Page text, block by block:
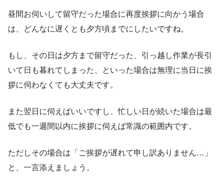
昼間お伺いして留守だった場合に再度挨拶に向かう場合
は、どんなに遅くとも夕方頃までにしたいですね。
もし、その日は夕方まで留守だった、引っ越し作業が長引
いて日も暮れてしまった、といった場合は無理に当日に挨
拶に伺わなくても大丈夫です。
また翌日に伺えばいいですし、忙しい日が続いた場合は最
低でも一週間以内に挨拶に伺えば常識の範囲内です。
ただしその場合は「ご挨拶が遅れて申し訳ありません…」
と、一言添えましょう。